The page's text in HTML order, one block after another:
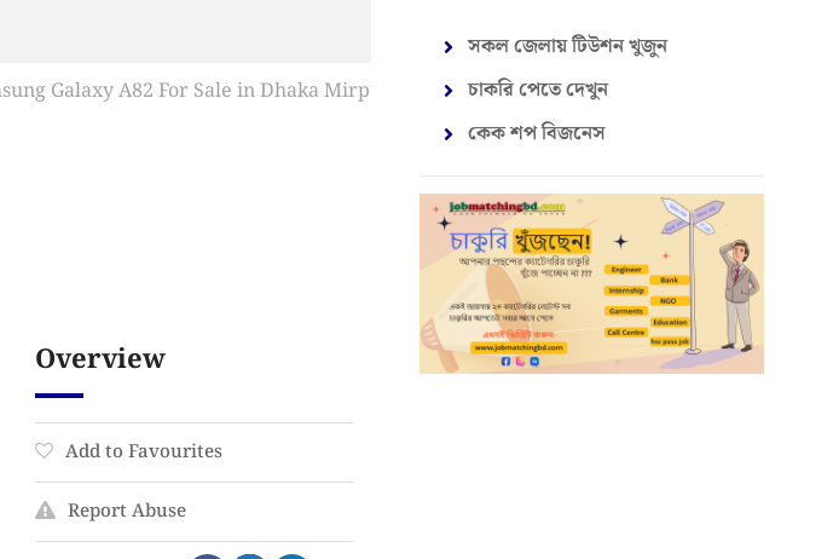
Overview
Add to Favourites
Report Abuse
সকল জেলায় টিউশন খুজুন
চাকরি পেতে দেখুন
কেক শপ বিজনেস